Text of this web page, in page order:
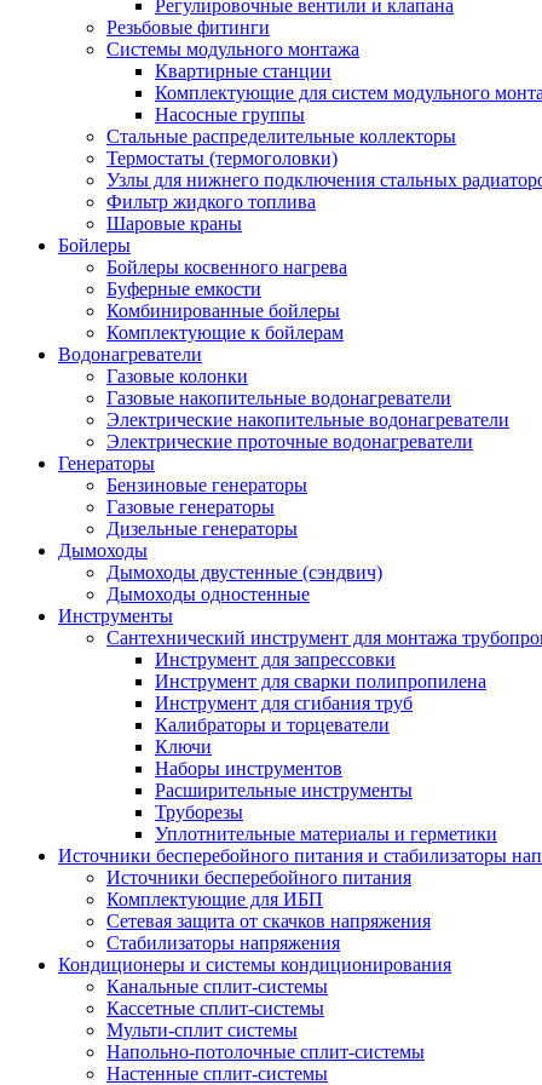
Регулировочные вентили и клапана
Резьбовые фитинги
Системы модульного монтажа
Квартирные станции
Комплектующие для систем модульного
Насосные группы
Стальные распределительные коллекторы
Термостаты (термоголовки)
Узлы для нижнего подключения стальных
Фильтр жидкого топлива
Шаровые краны
Бойлеры
Бойлеры косвенного нагрева
Буферные емкости
Комбинированные бойлеры
Комплектующие к бойлерам
Водонагреватели
Газовые колонки
Газовые накопительные водонагреватели
Электрические накопительные водонагреватели
Электрические проточные водонагреватели
Генераторы
Бензиновые генераторы
Газовые генераторы
Дизельные генераторы
Дымоходы
Дымоходы двустенные (сэндвич)
Дымоходы одностенные
Инструменты
Сантехнический инструмент для монтажа
Инструмент для запрессовки
Инструмент для сварки полипропилена
Инструмент для сгибания труб
Калибраторы и торцеватели
Ключи
Наборы инструментов
Расширительные инструменты
Труборезы
Уплотнительные материалы и герметики
Источники бесперебойного питания и стабилизаторы
Источники бесперебойного питания
Комплектующие для ИБП
Сетевая защита от скачков напряжения
Стабилизаторы напряжения
Кондиционеры и системы кондиционирования
Канальные сплит-системы
Кассетные сплит-системы
Мульти-сплит системы
Напольно-потолочные сплит-системы
Настенные сплит-системы